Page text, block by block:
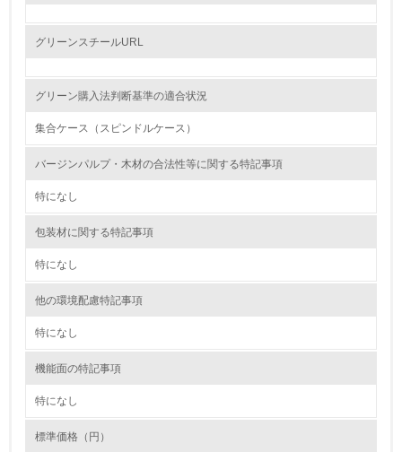
かしている
6.
従業員が環境方針に基づいて自分の業務の中で行うべき環
→ 導入している規格名
第三者認証を取得している
2.環境への取り組み
グリーンスチールURL
グリーン購入法判断基準の適合状況
集合ケース（スピンドルケース）
バージンパルプ・木材の合法性等に関する特記事項
特になし
包装材に関する特記事項
特になし
他の環境配慮特記事項
特になし
機能面の特記事項
特になし
標準価格（円）